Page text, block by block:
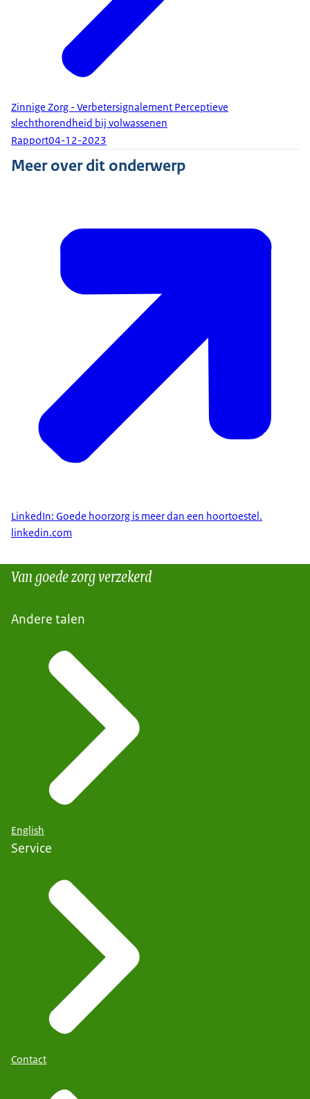
Zinnige Zorg - Verbetersignalement Perceptieve
slechthorendheid bij volwassenen
Rapport04-12-2023
Meer over dit onderwerp
LinkedIn: Goede hoorzorg is meer dan een hoortoestel.
linkedin.com
Van goede zorg verzekerd
Andere talen
English
Service
Contact